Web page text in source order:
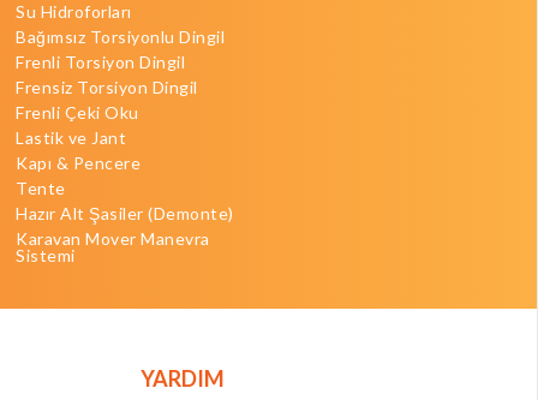
Su Hidroforları
Bağımsız Torsiyonlu Dingil
Frenli Torsiyon Dingil
Frensiz Torsiyon Dingil
Frenli Çeki Oku
Lastik ve Jant
Kapı & Pencere
Tente
Hazır Alt Şasiler (Demonte)
Karavan Mover Manevra
Sistemi
YARDIM